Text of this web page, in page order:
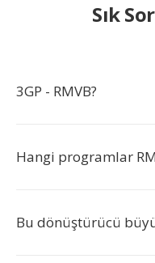
Sık
3GP - RMVB?
Hangi programlar
Bu dönüştürücü